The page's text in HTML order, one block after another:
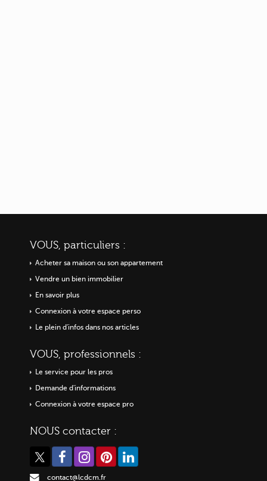
VOUS, particuliers :
Acheter sa maison ou son appartement
Vendre un bien immobilier
En savoir plus
Connexion à votre espace perso
Le plein d'infos dans nos articles
VOUS, professionnels :
Le service pour les pros
Demande d'informations
Connexion à votre espace pro
NOUS contacter :
contact@lcdcm.fr